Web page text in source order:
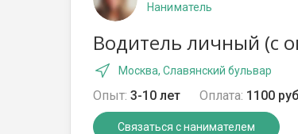
Наниматель
Водитель личный (с
Москва, Славянский бульвар
Опыт: 3-10 лет Оплата: 1100
Связаться с нанимателем